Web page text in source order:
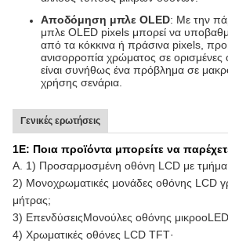
Αποδόμηση μπλε OLED: Με την
μπλε OLED pixels μπορεί να
από τα κόκκινα ή πράσινα pixels,
ανισορροπία χρώματος σε ορισμένες
είναι συνήθως ένα πρόβλημα σε
χρήσης σενάρια.
Γενικές ερωτήσεις
1Ε: Ποια προϊόντα μπορείτε να
Α. 1) Προσαρμοσμένη οθόνη LCD με
2) Μονοχρωματικές μονάδες οθόνης LCD
μήτρας;
3) ΕπενδύσειςΜονούλες οθόνης
4) Χρωματικές οθόνες LCD TFT·